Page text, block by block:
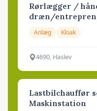
Rørlægger /
dræn/
Anlæg Kloak
4690, Haslev
Lastbilchauffør
Maskinstation